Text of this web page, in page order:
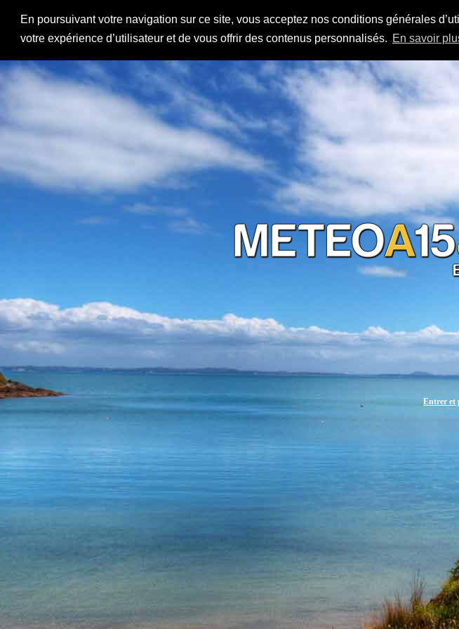
En poursuivant votre navigation sur ce site, vous acceptez nos conditions générales
votre expérience d’utilisateur et de vous offrir des contenus personnalisés. En savoir
Entrer et